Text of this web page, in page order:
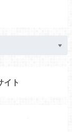
イト